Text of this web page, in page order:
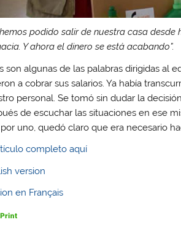
podido salir de nuestra casa
Y ahora el dinero se está acabando”.
son algunas de las palabras dirigidas al
a cobrar sus salarios. Ya había
personal. Se tomó sin dudar la
de escuchar las situaciones en ese
uno, quedó claro que era necesario
completo aquí
version
en Français